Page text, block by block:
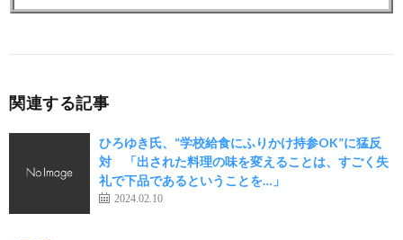
関連する記事
ひろゆき氏、“学校給食にふりかけ持参OK”に猛反
対 「出された料理の味を変えることは、すごく失
礼で下品であるということを…」
2024.02.10